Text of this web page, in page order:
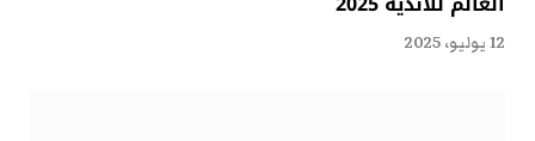
12 يوليو، 2025